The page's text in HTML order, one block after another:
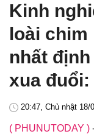
Kinh
loài chim
nhất
xua
20:47, Chủ nhật 18/
( PHUNUTODAY )